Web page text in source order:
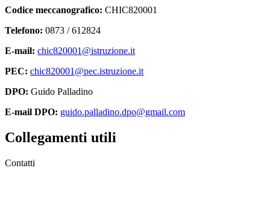
Codice meccanografico: CHIC820001
Telefono: 0873 / 612824
E-mail: chic820001@istruzione.it
PEC: chic820001@pec.istruzione.it
DPO: Guido Palladino
E-mail DPO: guido.palladino.dpo@gmail.com
Collegamenti utili
Contatti